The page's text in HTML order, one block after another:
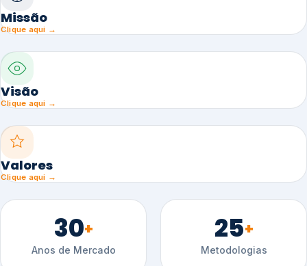
Missão
Clique aqui →
Visão
Clique aqui →
Valores
Clique aqui →
30+
Anos de Mercado
25+
Metodologias